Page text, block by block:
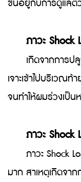
ภาวะ Shock
เกิดจากการปลู
เจาะเข้าไปบริเวณ
จนทำให้ผมร่วงเป็
ภาวะ Shock
ภาวะ Shock
มาก สาเหตุเกิดจาก